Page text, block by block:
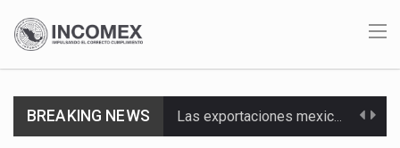
BREAKING NEWS Las exportaciones mexicanas de vehículos ligeros disminuyeron 9.67 % en julio a tasa anual, alcanzando…